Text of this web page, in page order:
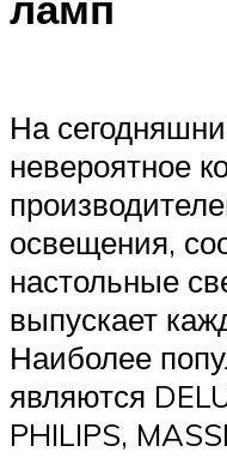
На
невероятное
освещения,
настольные
выпускает
Наиболее
являются
PHILIPS,